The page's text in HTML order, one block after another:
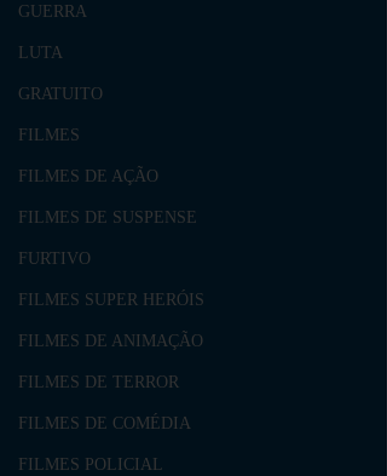
GUERRA
LUTA
GRATUITO
FILMES
FILMES DE AÇÃO
FILMES DE SUSPENSE
FURTIVO
FILMES SUPER HERÓIS
FILMES DE ANIMAÇÃO
FILMES DE TERROR
FILMES DE COMÉDIA
FILMES POLICIAL